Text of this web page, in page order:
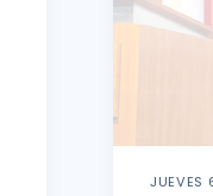
JUEVES